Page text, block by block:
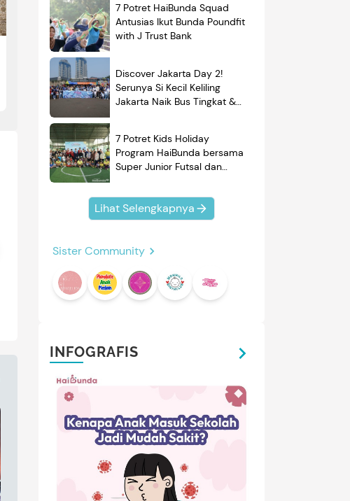
Rekomendasi
Produk
Nama Bayi
01:20
7 Potret HaiBunda Squad
Antusias Ikut Bunda Poundfit
with J Trust Bank
Discover Jakarta Day 2!
Serunya Si Kecil Keliling
Jakarta Naik Bus Tingkat &
7 Potret Kids Holiday
Program HaiBunda bersama
Super Junior Futsal dan
Kompak Banget!
Lihat Selengkapnya
Sister Community
INFOGRAFIS